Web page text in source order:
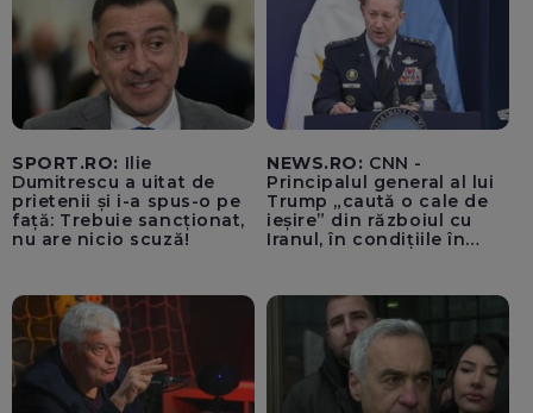
SPORT.RO: Ilie
Dumitrescu a uitat de
prietenii și i-a spus-o pe
față: Trebuie sancționat,
nu are nicio scuză!
NEWS.RO: CNN -
Principalul general al lui
Trump „caută o cale de
ieșire” din războiul cu
Iranul, în condițiile în